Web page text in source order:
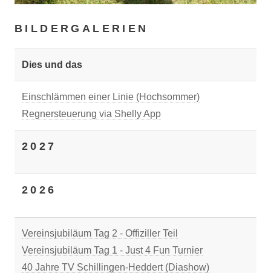
BILDERGALERIEN
Dies und das
Einschlämmen einer Linie (Hochsommer)
Regnersteuerung via Shelly App
2027
2026
Vereinsjubiläum Tag 2 - Offiziller Teil
Vereinsjubiläum Tag 1 - Just 4 Fun Turnier
40 Jahre TV Schillingen-Heddert (Diashow)